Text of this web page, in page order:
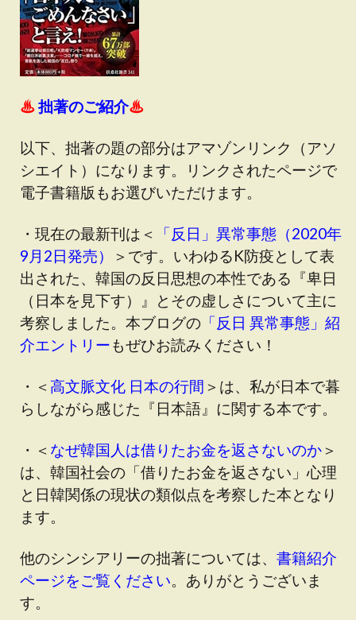
♨拙著のご紹介♨
以下、拙著の題の部分はアマゾンリンク（アソ
シエイト）になります。リンクされたページで
電子書籍版もお選びいただけます。
・現在の最新刊は＜
「反日」異常事態（2020年
9月2日発売）
＞です。いわゆるK防疫として表
出された、韓国の反日思想の本性である『卑日
（日本を見下す）』とその虚しさについて主に
考察しました。本ブログの 「反日 異常事態」紹
介エントリーもぜひお読みください！
・＜高文脈文化 日本の行間 ＞は、私が日本で暮
らしながら感じた『日本語』に関する本です。
・＜ なぜ韓国人は借りたお金を返さないのか＞
は、韓国社会の「借りたお金を返さない」心理
と日韓関係の現状の類似点を考察した本となり
ます。
他のシンシアリーの拙著については、 書籍紹介
ページをご覧ください。ありがとうございま
す。